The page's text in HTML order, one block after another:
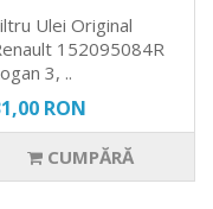
Ulei Original
152095084R
3, ..
RON
CUMPĂRĂ